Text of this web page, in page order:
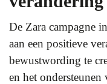
De Zara campagne
aan een positieve
bewustwording te
en het